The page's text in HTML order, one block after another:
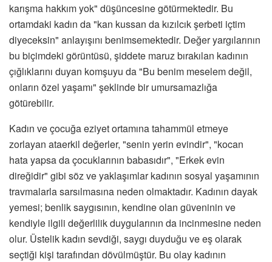
karışma hakkım yok" düşüncesine götürmektedir. Bu
ortamdaki kadın da "kan kussan da kızılcık şerbeti içtim
diyeceksin" anlayışını benimsemektedir. Değer yargılarının
bu biçimdeki görüntüsü, şiddete maruz bırakılan kadının
çığlıklarını duyan komşuyu da "Bu benim meselem değil,
onların özel yaşamı" şeklinde bir umursamazlığa
götürebilir.
Kadın ve çocuğa eziyet ortamına tahammül etmeye
zorlayan ataerkil değerler, "senin yerin evindir", "kocan
hata yapsa da çocuklarının babasıdır", "Erkek evin
direğidir" gibi söz ve yaklaşımlar kadının sosyal yaşamının
travmalarla sarsılmasına neden olmaktadır. Kadının dayak
yemesi; benlik saygısının, kendine olan güveninin ve
kendiyle ilgili değerlilik duygularının da incinmesine neden
olur. Üstelik kadın sevdiği, saygı duyduğu ve eş olarak
seçtiği kişi tarafından dövülmüştür. Bu olay kadının